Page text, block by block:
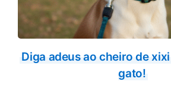
Diga adeus ao cheiro de
gato!